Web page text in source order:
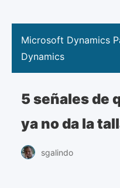
Microsoft Dynamics
Dynamics
5 señales de
ya no da la
sgalindo